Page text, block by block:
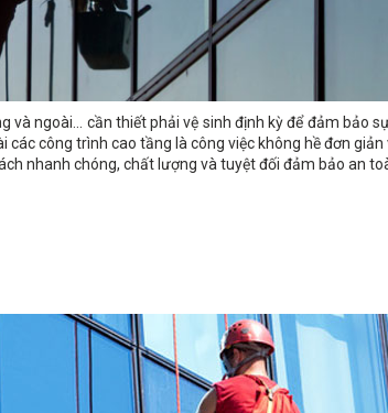
ngoài... cần thiết phải vệ sinh định kỳ để đảm bảo
công trình cao tầng là công việc không hề đơn giản
nhanh chóng, chất lượng và tuyệt đối đảm bảo an